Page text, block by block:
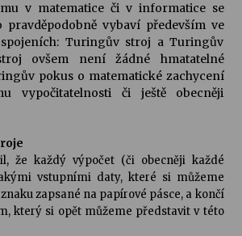
koncerty ve Stromovce: Kolchoz a
28. 7. 2026
koncerty ve Stromovce: Rufus Miller
22. 7. 2026
v matematice či v informatice se
vybaví především ve
Turingův stroj a Turingův
ovšem není žádné hmatatelné
pokus o matematické zachycení
vypočitatelnosti či ještě obecněji
že každý výpočet (či obecněji každé
vstupními daty, které si můžeme
zapsané na papírové pásce, a končí
který si opět můžeme představit v této